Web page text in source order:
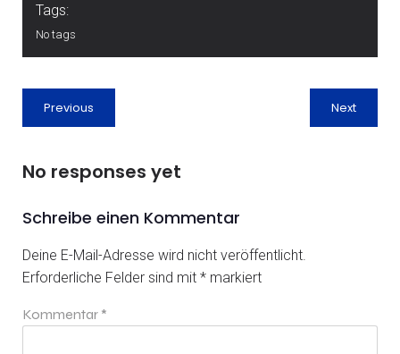
Tags:
No tags
Previous Next
No responses yet
Schreibe einen Kommentar
Deine E-Mail-Adresse wird nicht veröffentlicht.
Erforderliche Felder sind mit * markiert
Kommentar *